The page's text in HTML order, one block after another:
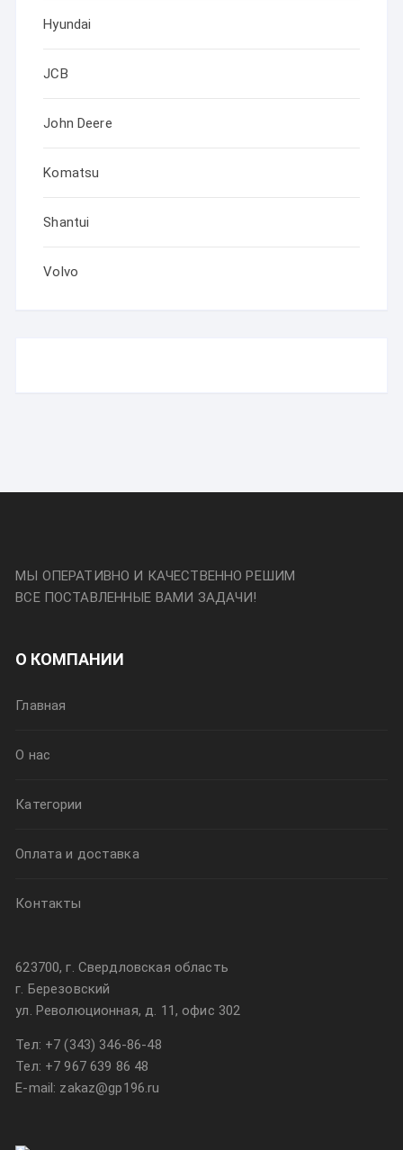
Hyundai
JCB
John Deere
Komatsu
Shantui
Volvo
МЫ ОПЕРАТИВНО И КАЧЕСТВЕННО РЕШИМ
ВСЕ ПОСТАВЛЕННЫЕ ВАМИ ЗАДАЧИ!
О КОМПАНИИ
Главная
О нас
Категории
Оплата и доставка
Контакты
623700, г. Свердловская область
г. Березовский
ул. Революционная, д. 11, офис 302
Тел: +7 (343) 346-86-48
Тел: +7 967 639 86 48
E-mail: zakaz@gp196.ru